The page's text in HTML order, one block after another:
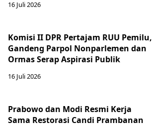
16 Juli 2026
Komisi II DPR Pertajam RUU Pemilu,
Gandeng Parpol Nonparlemen dan
Ormas Serap Aspirasi Publik
16 Juli 2026
Prabowo dan Modi Resmi Kerja
Sama Restorasi Candi Prambanan